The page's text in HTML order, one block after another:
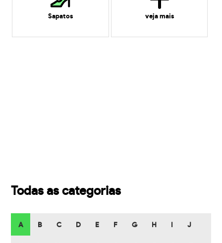
Sapatos veja mais
Todas as categorias
A B C D E F G H J